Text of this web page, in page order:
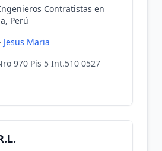
Contratistas en
Perú
Jesus Maria
970 Pis 5 Int.510 0527